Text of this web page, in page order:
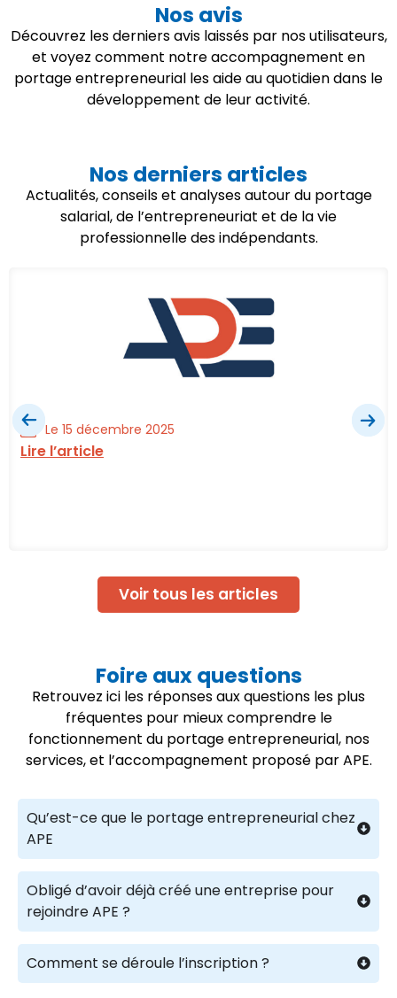
Nos avis
Découvrez les derniers avis laissés par nos utilisateurs,
et voyez comment notre accompagnement en
portage entrepreneurial les aide au quotidien dans le
développement de leur activité.
Nos derniers articles
Actualités, conseils et analyses autour du portage
salarial, de l’entrepreneuriat et de la vie
professionnelle des indépendants.
Le 15 décembre 2025
Lire l’article
Voir tous les articles
Foire aux questions
Retrouvez ici les réponses aux questions les plus
fréquentes pour mieux comprendre le
fonctionnement du portage entrepreneurial, nos
services, et l’accompagnement proposé par APE.
Qu’est-ce que le portage entrepreneurial chez
APE
Obligé d’avoir déjà créé une entreprise pour
rejoindre APE ?
Comment se déroule l’inscription ?